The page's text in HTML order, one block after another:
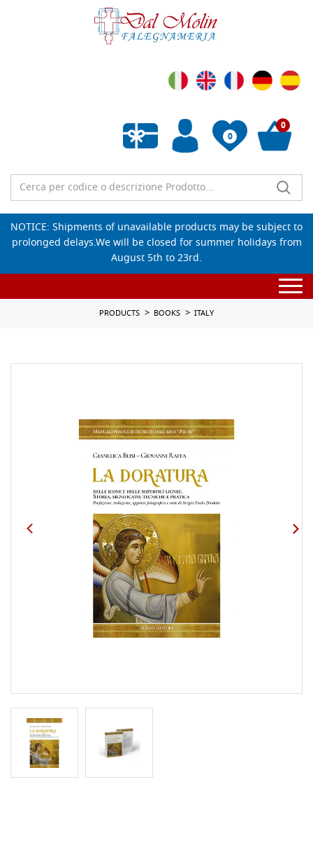
0
Empty wishlist
0
NOTICE: Shipments of unavailable products may be subject to
prolonged delays.We will be closed for summer holidays from
August 5th to 23rd.
PRODUCTS BOOKS ITALY